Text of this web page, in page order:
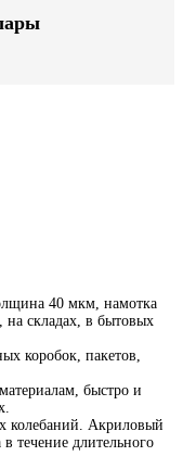
40 мкм, намотка
на складах, в бытовых
коробок, пакетов,
быстро и
колебаний. Акриловый
течение длительного